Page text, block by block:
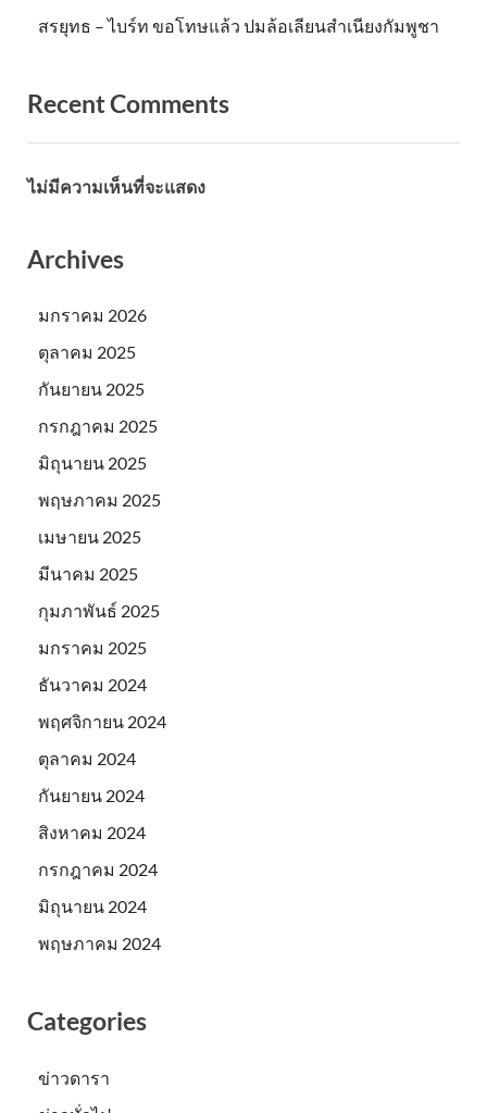
สรยุทธ – ไบร์ท ขอโทษแล้ว ปมล้อเลียนสำเนียงกัมพูชา
Recent Comments
ไม่มีความเห็นที่จะแสดง
Archives
มกราคม 2026
ตุลาคม 2025
กันยายน 2025
กรกฎาคม 2025
มิถุนายน 2025
พฤษภาคม 2025
เมษายน 2025
มีนาคม 2025
กุมภาพันธ์ 2025
มกราคม 2025
ธันวาคม 2024
พฤศจิกายน 2024
ตุลาคม 2024
กันยายน 2024
สิงหาคม 2024
กรกฎาคม 2024
มิถุนายน 2024
พฤษภาคม 2024
Categories
ข่าวดารา